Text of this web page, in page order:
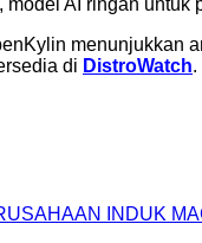
menunjukkan
di DistroWatch.
INDUK